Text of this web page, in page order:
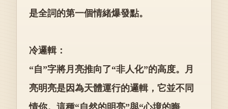
是全詞的第一個情緒爆發點。
冷邏輯：
“自”字將月亮推向了“非人化”的高度。月
亮明亮是因為天體運行的邏輯，它並不同
情你。這種“自然的明亮”與“心境的晦